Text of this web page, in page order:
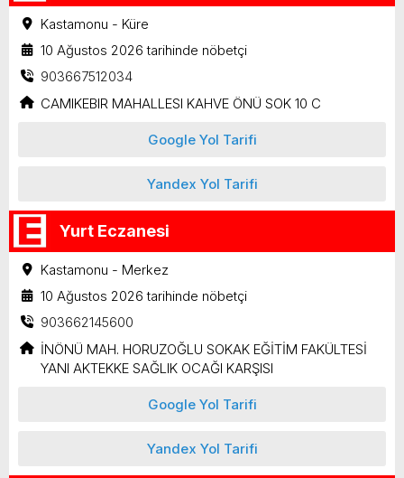
Kastamonu - Küre
10 Ağustos 2026 tarihinde nöbetçi
903667512034
CAMIKEBIR MAHALLESI KAHVE ÖNÜ SOK 10 C
Google Yol Tarifi
Yandex Yol Tarifi
Yurt Eczanesi
Kastamonu - Merkez
10 Ağustos 2026 tarihinde nöbetçi
903662145600
İNÖNÜ MAH. HORUZOĞLU SOKAK EĞİTİM FAKÜLTESİ
YANI AKTEKKE SAĞLIK OCAĞI KARŞISI
Google Yol Tarifi
Yandex Yol Tarifi